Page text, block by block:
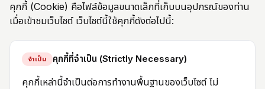
คุกกี้ (Cookie) คือไฟล์ข้อมูลขนาดเล็กที่เก็บบนอุปกรณ์ของท่าน
เมื่อเข้าชมเว็บไซต์ เว็บไซต์นี้ใช้คุกกี้ดังต่อไปนี้:
จำเป็น คุกกี้ที่จำเป็น (Strictly Necessary)
คุกกี้เหล่านี้จำเป็นต่อการทำงานพื้นฐานของเว็บไซต์ ไม่